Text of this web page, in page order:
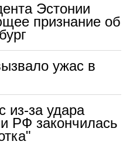
Эстонии
признание об
ужас в
из-за удара
РФ закончилась